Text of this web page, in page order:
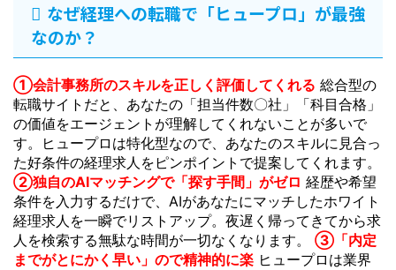
なぜ経理への転職で「ヒュープロ」が最強
なのか？
①会計事務所のスキルを正しく評価してくれる 総合型の
転職サイトだと、あなたの「担当件数〇社」「科目合格」
の価値をエージェントが理解してくれないことが多いで
す。ヒュープロは特化型なので、あなたのスキルに見合っ
た好条件の経理求人をピンポイントで提案してくれます。
②独自のAIマッチングで「探す手間」がゼロ 経歴や希望
条件を入力するだけで、AIがあなたにマッチしたホワイト
経理求人を一瞬でリストアップ。夜遅く帰ってきてから求
人を検索する無駄な時間が一切なくなります。 ③「内定
までがとにかく早い」ので精神的に楽 ヒュープロは業界